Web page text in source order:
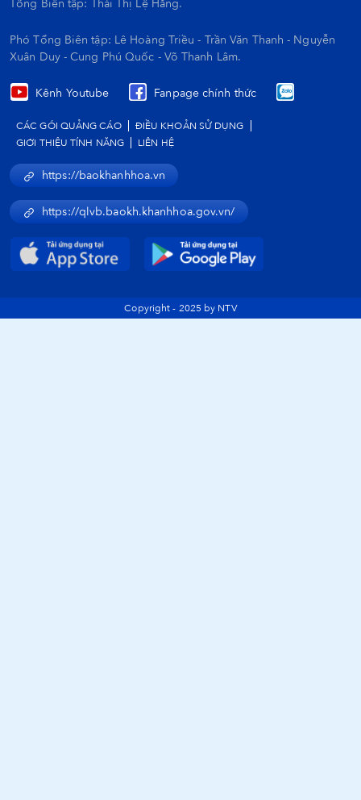
Tổng Biên tập: Thái Thị Lệ Hằng.
Phó Tổng Biên tập: Lê Hoàng Triều - Trần Văn Thanh - Nguyễn
Xuân Duy - Cung Phú Quốc - Võ Thanh Lâm.
Kênh Youtube Fanpage chính thức
CÁC GÓI QUẢNG CÁO
ĐIỀU KHOẢN SỬ DỤNG
GIỚI THIỆU TÍNH NĂNG
LIÊN HỆ
https://baokhanhhoa.vn
https://qlvb.baokh.khanhhoa.gov.vn/
Copyright - 2025 by NTV